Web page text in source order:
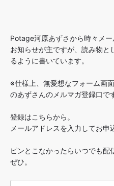
Potage河原あずさから時々メ
お知らせが主ですが、読み物と
るように書いています。
※仕様上、無愛想なフォーム画
のあずさんのメルマガ登録口で
登録はこちらから。
メールアドレスを入力してお申
ピンとこなかったらいつでも配
ぜひ。